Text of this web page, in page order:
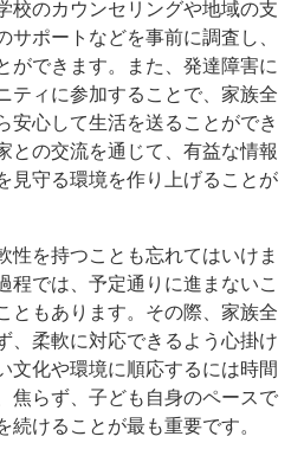
校のカウンセリングや地域の支
ポートなどを事前に調査し、
ができます。また、発達障害に
ティに参加することで、家族全
安心して生活を送ることができ
との交流を通じて、有益な情報
見守る環境を作り上げることが
性を持つことも忘れてはいけま
程では、予定通りに進まないこ
ともあります。その際、家族全
、柔軟に対応できるよう心掛け
文化や環境に順応するには時間
焦らず、子ども自身のペースで
けることが最も重要です。